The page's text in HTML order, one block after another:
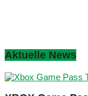
Aktuelle News